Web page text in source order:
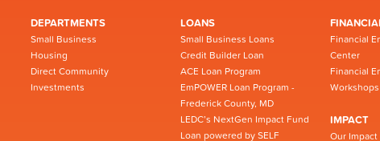
DEPARTMENTS
Small Business
Housing
Direct Community
Investments
LOANS
Small Business Loans
Credit Builder Loan
ACE Loan Program
EmPOWER Loan Program -
Frederick County, MD
LEDC’s NextGen Impact Fund
Loan powered by SELF
Financial
Center
Financial
Workshops
IMPACT
Our Impact